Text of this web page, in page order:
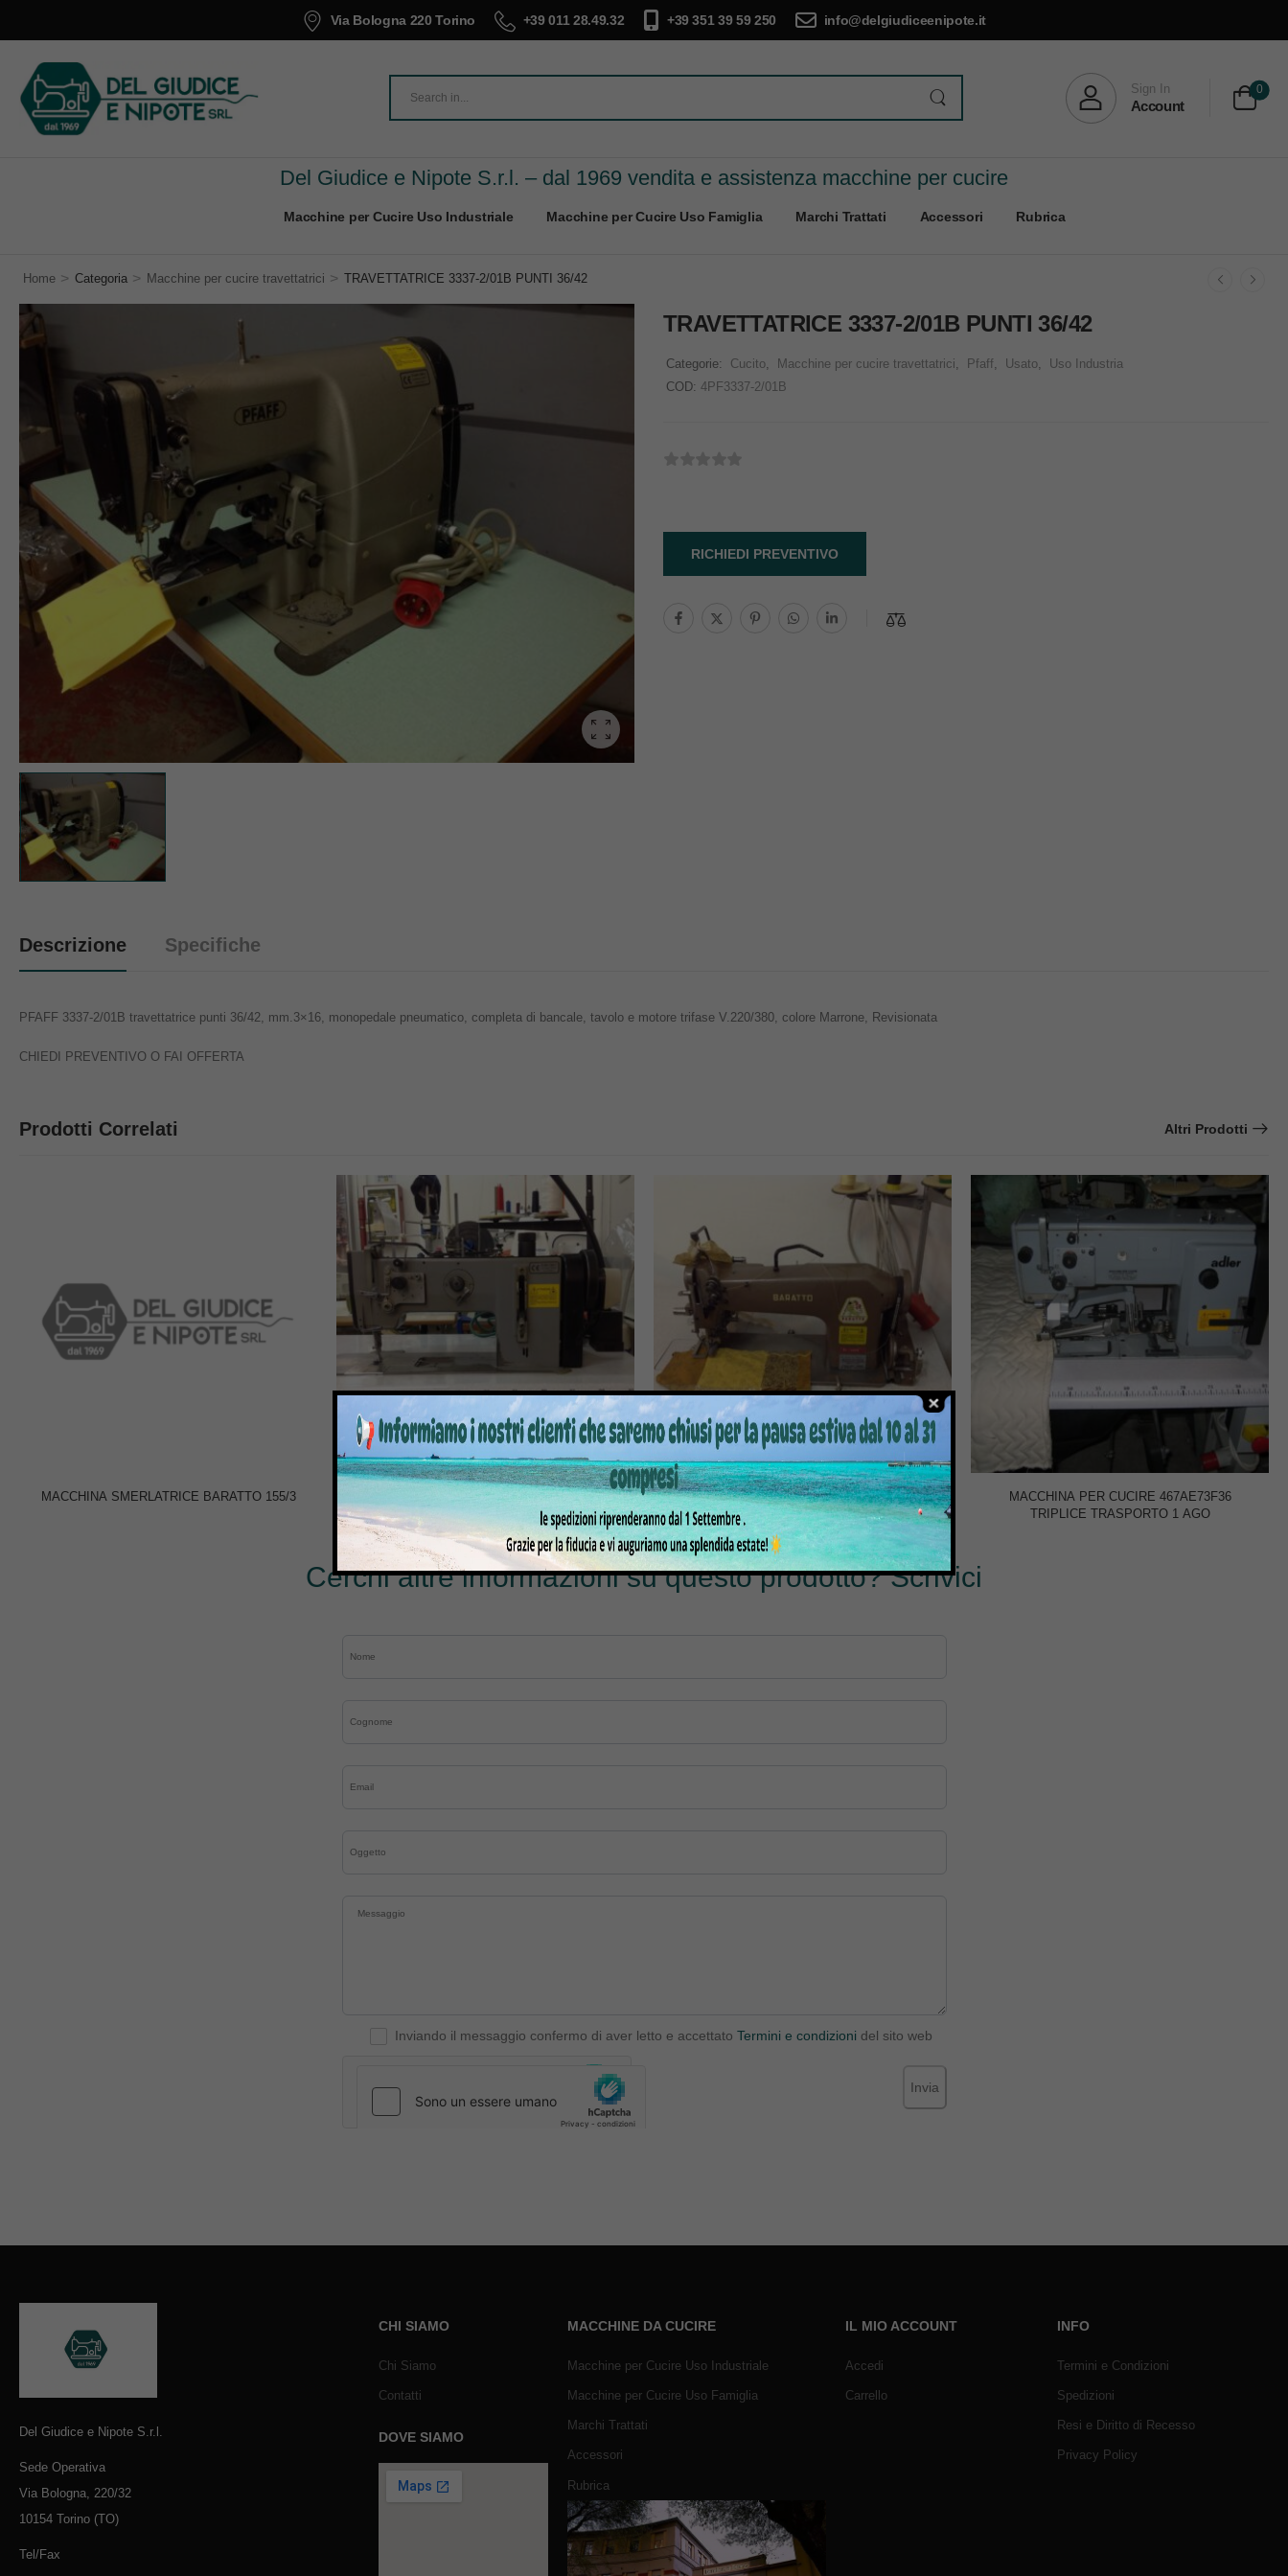
Via Bologna 220 Torino +39 011 28.49.32 +39 351 39 59 250 info@delgiudiceenipote.it
Sign In
Account
0
Del Giudice e Nipote S.r.l. – dal 1969 vendita e assistenza macchine per cucire
Macchine per Cucire Uso Industriale Macchine per Cucire Uso Famiglia Marchi Trattati Accessori Rubrica
Home > Categoria > Macchine per cucire travettatrici > TRAVETTATRICE 3337-2/01B PUNTI 36/42
TRAVETTATRICE 3337-2/01B PUNTI 36/42
Categorie: Cucito Macchine per cucire travettatrici Pfaff Usato
Uso Industria
COD: 4PF3337-2/01B
RICHIEDI PREVENTIVO
Descrizione Specifiche
PFAFF 3337-2/01B travettatrice punti 36/42, mm.3×16, monopedale pneumatico, completa di bancale, tavolo e motore trifase V.220/380, colore Marrone, Revisionata
CHIEDI PREVENTIVO O FAI OFFERTA
Prodotti Correlati Altri Prodotti
MACCHINA SMERLATRICE BARATTO 155/3
MACCHINA PER CUCIRE 267-FA373RAP
TRIPLICE TRASPORTO 1 AGO
MACCHINA SMERLATRICE mm.2,5/5
BARATTO 158NB
MACCHINA PER CUCIRE 467AE73F36
TRIPLICE TRASPORTO 1 AGO
Cerchi altre informazioni su questo prodotto? Scrivici
Inviando il messaggio confermo di aver letto e accettato Termini e condizioni del sito web
Invia
Del Giudice e Nipote S.r.l.
Sede Operativa
Via Bologna, 220/32
10154 Torino (TO)
Tel/Fax
CHI SIAMO
Chi Siamo
Contatti
DOVE SIAMO
MACCHINE DA CUCIRE
Macchine per Cucire Uso Industriale
Macchine per Cucire Uso Famiglia
Marchi Trattati
Accessori
Rubrica
IL MIO ACCOUNT
Accedi
Carrello
INFO
Termini e Condizioni
Spedizioni
Resi e Diritto di Recesso
Privacy Policy